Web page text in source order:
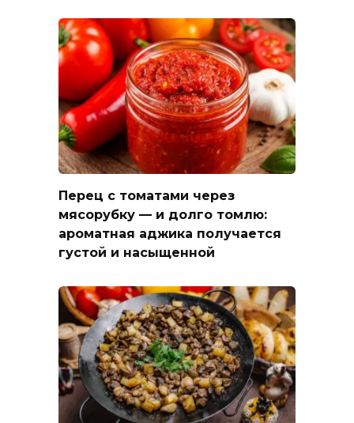
Перец с томатами через
мясорубку — и долго томлю:
ароматная аджика получается
густой и насыщенной